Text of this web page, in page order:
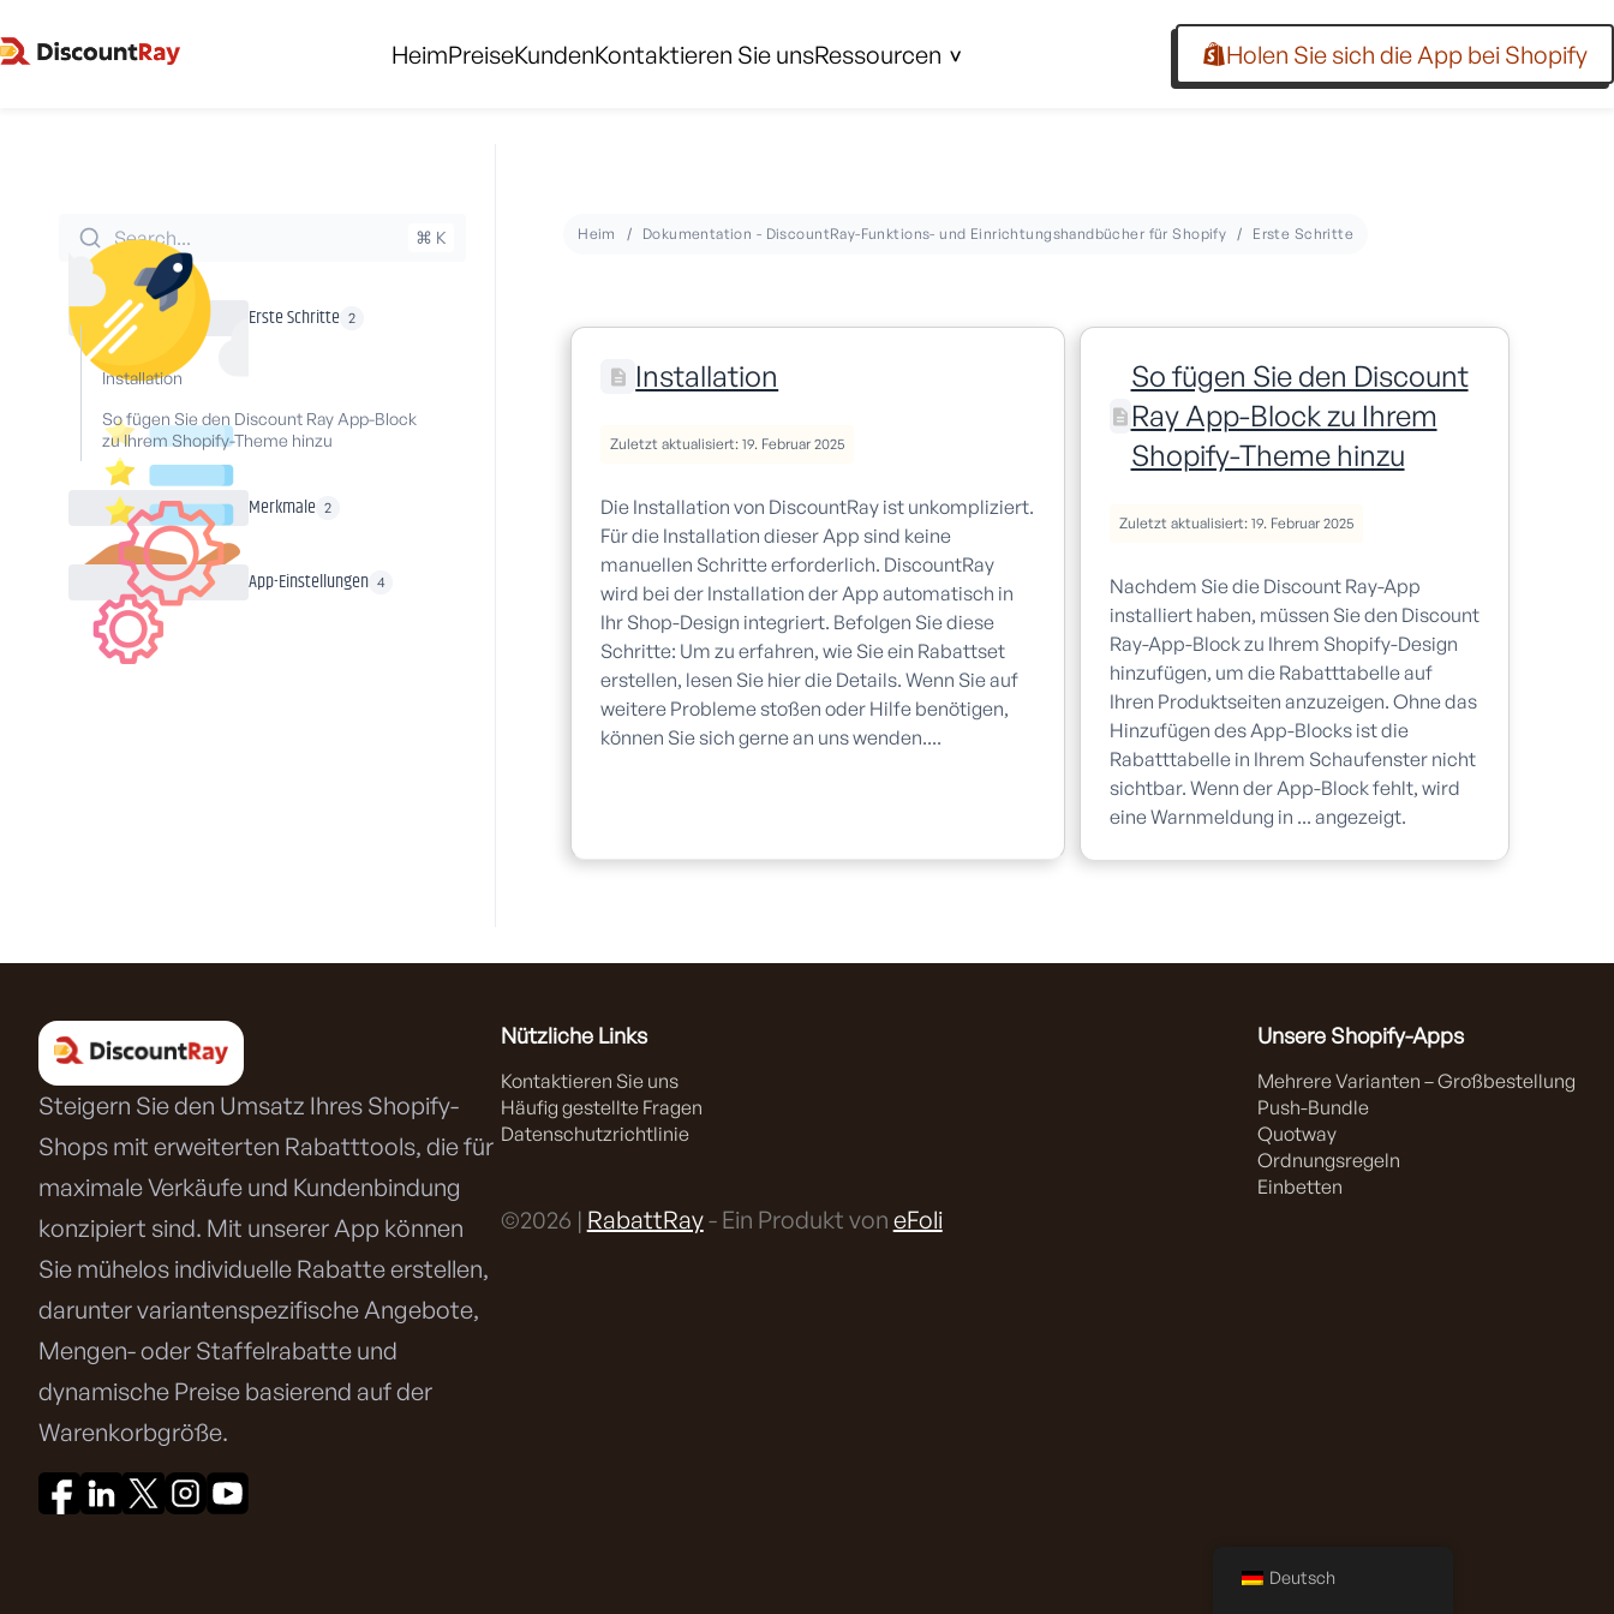
HeimPreiseKundenKontaktieren Sie unsRessourcen Holen Sie sich die App bei Shopify
Search... ⌘ K
Erste Schritte 2
Installation
So fügen Sie den Discount Ray App-Block
zu Ihrem Shopify-Theme hinzu
Merkmale 2
App-Einstellungen 4
Heim Dokumentation - DiscountRay-Funktions- und Einrichtungshandbücher für Shopify Erste Schritte
Installation
Zuletzt aktualisiert: 19. Februar 2025
Die Installation von DiscountRay ist unkompliziert.
Für die Installation dieser App sind keine
manuellen Schritte erforderlich. DiscountRay
wird bei der Installation der App automatisch in
Ihr Shop-Design integriert. Befolgen Sie diese
Schritte: Um zu erfahren, wie Sie ein Rabattset
erstellen, lesen Sie hier die Details. Wenn Sie auf
weitere Probleme stoßen oder Hilfe benötigen,
können Sie sich gerne an uns wenden....
So fügen Sie den Discount
Ray App-Block zu Ihrem
Shopify-Theme hinzu
Zuletzt aktualisiert: 19. Februar 2025
Nachdem Sie die Discount Ray-App
installiert haben, müssen Sie den Discount
Ray-App-Block zu Ihrem Shopify-Design
hinzufügen, um die Rabatttabelle auf
Ihren Produktseiten anzuzeigen. Ohne das
Hinzufügen des App-Blocks ist die
Rabatttabelle in Ihrem Schaufenster nicht
sichtbar. Wenn der App-Block fehlt, wird
eine Warnmeldung in ... angezeigt.
Steigern Sie den Umsatz Ihres Shopify-
Shops mit erweiterten Rabatttools, die für
maximale Verkäufe und Kundenbindung
konzipiert sind. Mit unserer App können
Sie mühelos individuelle Rabatte erstellen,
darunter variantenspezifische Angebote,
Mengen- oder Staffelrabatte und
dynamische Preise basierend auf der
Warenkorbgröße.
Nützliche Links
Kontaktieren Sie uns
Häufig gestellte Fragen
Datenschutzrichtlinie
Unsere Shopify-Apps
Mehrere Varianten – Großbestellung
Push-Bundle
Quotway
Ordnungsregeln
Einbetten
©2026 | RabattRay- Ein Produkt von eFoli
Deutsch